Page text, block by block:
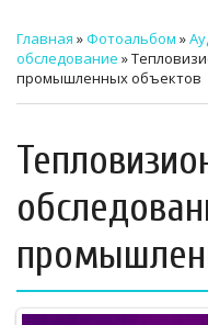
Главная »Фотоальбом »
обследование »
промышленных объектов